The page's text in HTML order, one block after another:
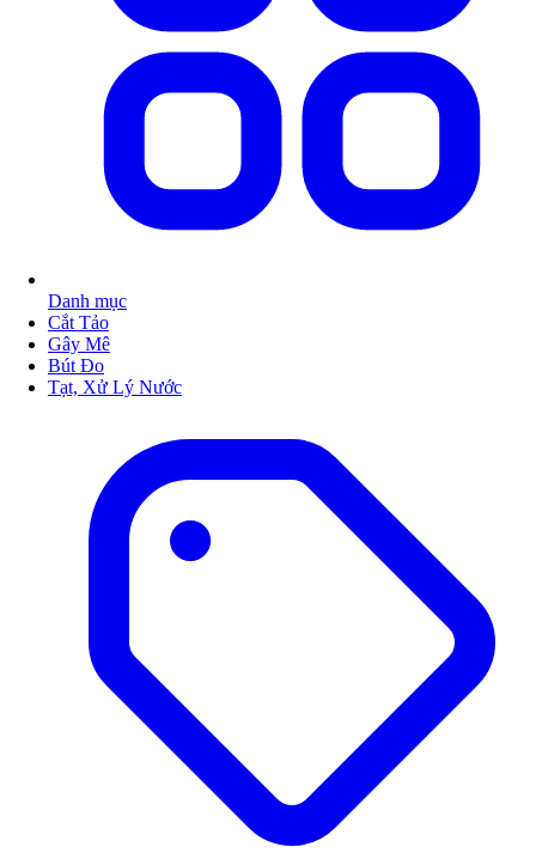
Danh mục
Cắt Tảo
Gây Mê
Bút Đo
Tạt, Xử Lý Nước